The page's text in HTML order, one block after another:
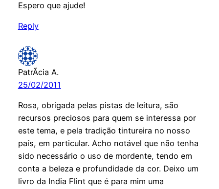
Espero que ajude!
Reply
PatrÃ­cia A.
25/02/2011
Rosa, obrigada pelas pistas de leitura, são
recursos preciosos para quem se interessa por
este tema, e pela tradição tintureira no nosso
país, em particular. Acho notável que não tenha
sido necessário o uso de mordente, tendo em
conta a beleza e profundidade da cor. Deixo um
livro da India Flint que é para mim uma